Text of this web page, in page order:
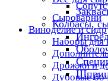
Сыроварни
Виноделие и сидр
Наборы для
Дрожжи и
Дубовые
Колбасы,